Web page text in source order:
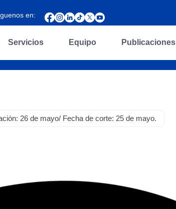
en:
Servicios Equipo Publicaciones
26 de mayo/ Fecha de corte: 25 de mayo.